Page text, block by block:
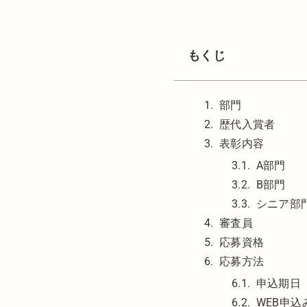
もくじ
部門
歴代入賞者
表彰内容
A部門
B部門
シニア部
審査員
応募資格
応募方法
申込期日
WEB申込